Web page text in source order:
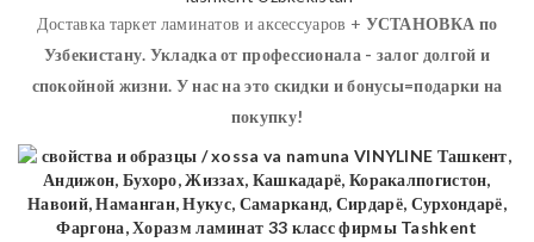
Доставка таркет ламинатов и аксессуаров + УСТАНОВКА по
Узбекистану. Укладка от профессионала - залог долгой и
спокойной жизни. У нас на это скидки и бонусы=подарки на
покупку!